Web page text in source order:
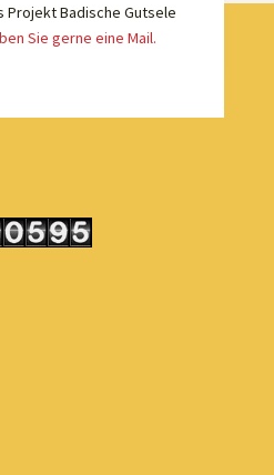
Projekt Badische Gutsele
Sie gerne eine Mail.